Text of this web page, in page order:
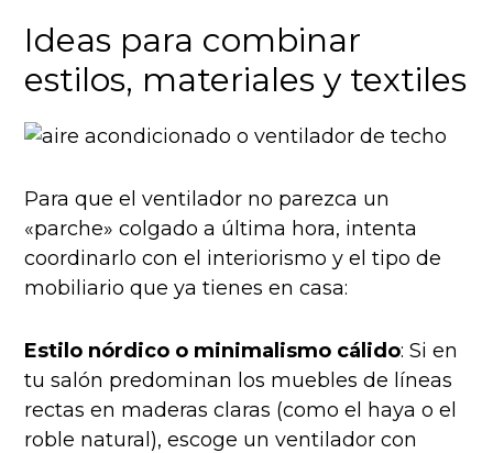
Ideas para combinar
estilos, materiales y textiles
Para que el ventilador no parezca un
«parche» colgado a última hora, intenta
coordinarlo con el interiorismo y el tipo de
mobiliario que ya tienes en casa:
Estilo nórdico o minimalismo cálido: Si en
tu salón predominan los muebles de líneas
rectas en maderas claras (como el haya o el
roble natural), escoge un ventilador con